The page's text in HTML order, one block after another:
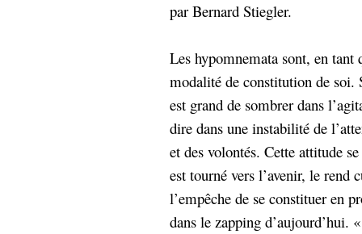
par Bernard Stiegler.
Les hypomnemata sont, en tant
modalité de constitution de soi.
est grand de sombrer dans
dire dans une instabilité de
et des volontés. Cette attitude
est tourné vers l’avenir, le rend
l’empêche de se constituer en
dans le zapping d’aujourd’hui.